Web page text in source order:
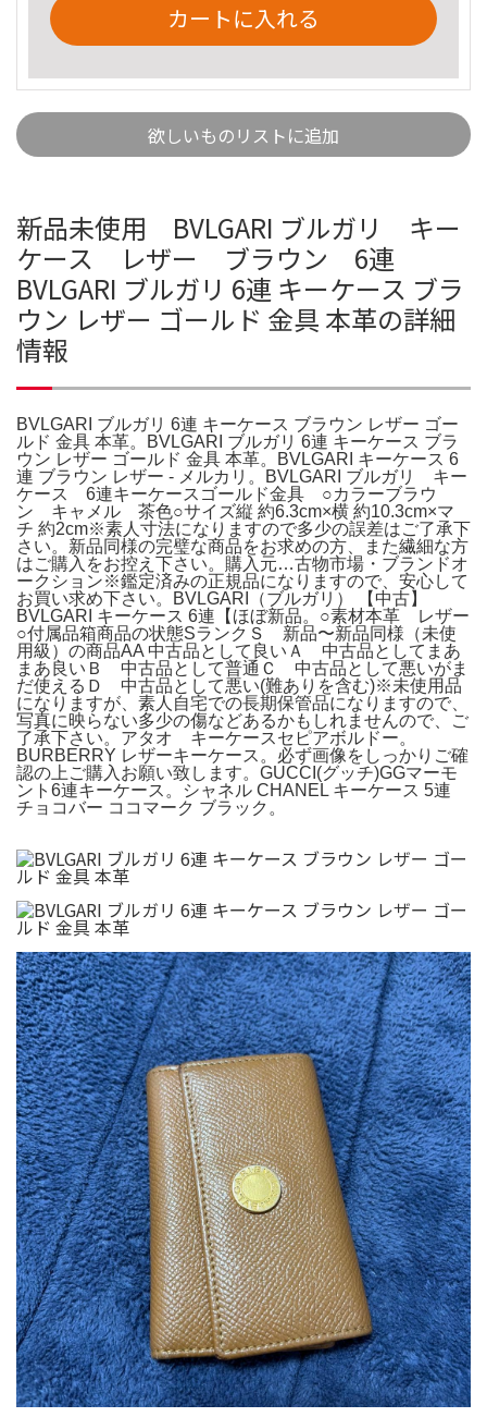
カートに入れる
欲しいものリストに追加
新品未使用 BVLGARI ブルガリ キー
ケース レザー ブラウン 6連
BVLGARI ブルガリ 6連 キーケース ブラ
ウン レザー ゴールド 金具 本革の詳細
情報
BVLGARI ブルガリ 6連 キーケース ブラウン レザー ゴー
ルド 金具 本革。BVLGARI ブルガリ 6連 キーケース ブラ
ウン レザー ゴールド 金具 本革。BVLGARI キーケース 6
連 ブラウン レザー - メルカリ。BVLGARI ブルガリ キー
ケース 6連キーケースゴールド金具 ○カラーブラウ
ン キャメル 茶色○サイズ縦 約6.3cm×横 約10.3cm×マ
チ 約2cm※素人寸法になりますので多少の誤差はご了承下
さい。新品同様の完璧な商品をお求めの方、また繊細な方
はご購入をお控え下さい。購入元…古物市場・ブランドオ
ークション※鑑定済みの正規品になりますので、安心して
お買い求め下さい。BVLGARI（ブルガリ） 【中古】
BVLGARI キーケース 6連【ほぼ新品。○素材本革 レザー
○付属品箱商品の状態SランクＳ 新品〜新品同様（未使
用級）の商品AA 中古品として良いＡ 中古品としてまあ
まあ良いＢ 中古品として普通Ｃ 中古品として悪いがま
だ使えるＤ 中古品として悪い(難ありを含む)※未使用品
になりますが、素人自宅での長期保管品になりますので、
写真に映らない多少の傷などあるかもしれませんので、ご
了承下さい。アタオ キーケースセピアボルドー。
BURBERRY レザーキーケース。必ず画像をしっかりご確
認の上ご購入お願い致します。GUCCI(グッチ)GGマーモ
ント6連キーケース。シャネル CHANEL キーケース 5連
チョコバー ココマーク ブラック。